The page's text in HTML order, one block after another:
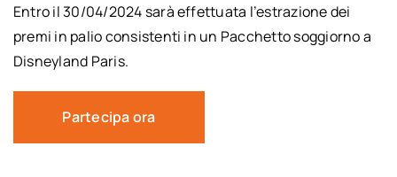
Entro il 30/04/2024 sarà effettuata l’estrazione dei
premi in palio consistenti in un Pacchetto soggiorno a
Disneyland Paris.
Partecipa ora